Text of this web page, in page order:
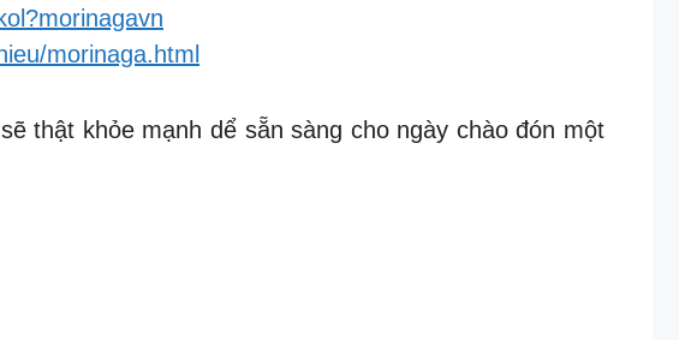
morinaga.html
thật khỏe mạnh dể sẵn sàng cho ngày chào đón một